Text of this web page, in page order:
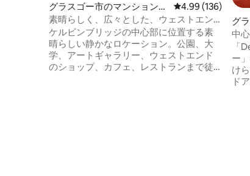
グラスゴー市のマンション・
アパート
レビュー136件、
4.99 (136)
素晴らしく、広々とした、ウェストエン
ドの宝石
ケルビンブリッジの中心部に位置する素
晴らしい静かなロケーション。公園、大
学、アートギャラリー、ウェストエンド
のショップ、カフェ、レストランまで徒
グ
ム
中
「
ー
け
ド